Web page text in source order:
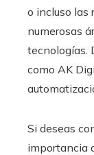
o incluso las
numerosas
tecnologías.
como AK
Si deseas
importancia